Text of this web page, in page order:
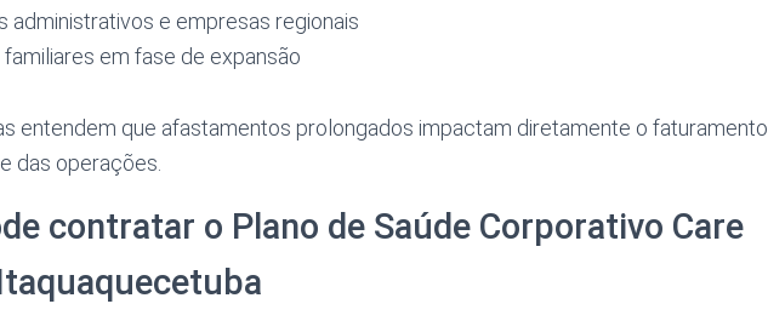
administrativos e empresas regionais
em fase de expansão
entendem que afastamentos prolongados impactam diretamente o faturamento
das operações.
contratar o Plano de Saúde Corporativo Care